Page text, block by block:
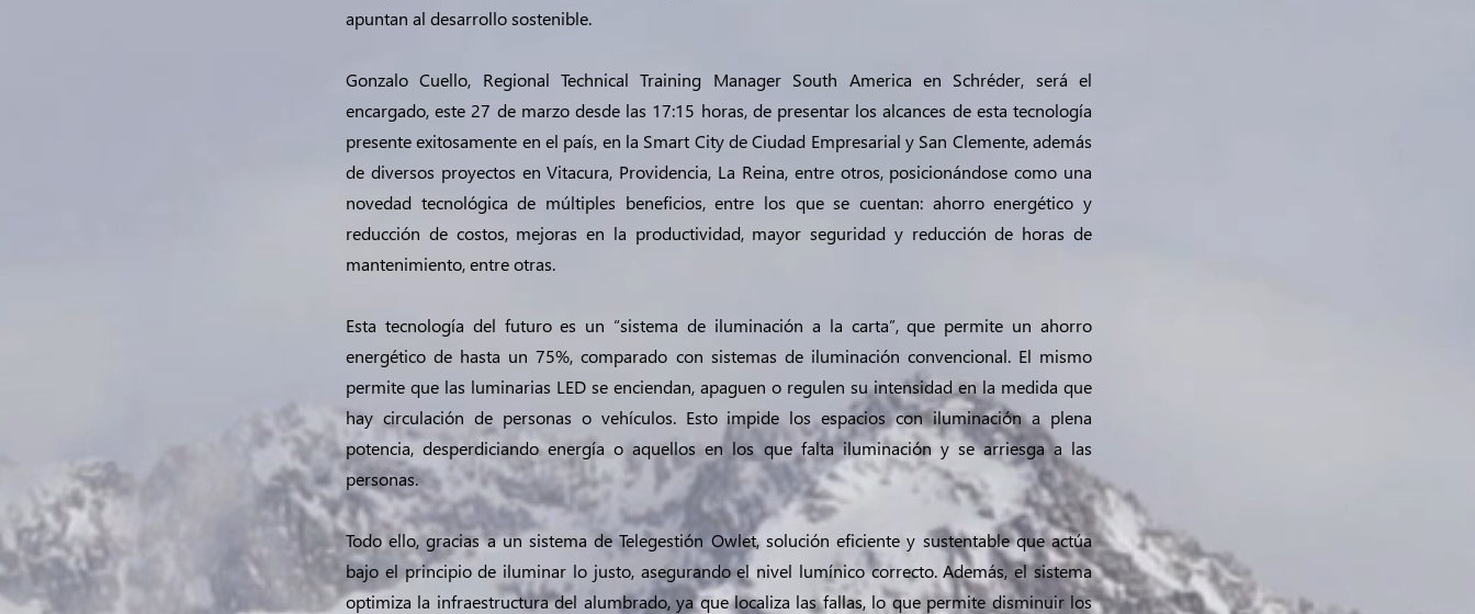
apuntan al desarrollo sostenible.
Gonzalo Cuello, Regional Technical Training Manager South America en Schréder, será el
encargado, este 27 de marzo desde las 17:15 horas, de presentar los alcances de esta tecnología
presente exitosamente en el país, en la Smart City de Ciudad Empresarial y San Clemente, además
de diversos proyectos en Vitacura, Providencia, La Reina, entre otros, posicionándose como una
novedad tecnológica de múltiples beneficios, entre los que se cuentan: ahorro energético y
reducción de costos, mejoras en la productividad, mayor seguridad y reducción de horas de
mantenimiento, entre otras.
Esta tecnología del futuro es un “sistema de iluminación a la carta”, que permite un ahorro
energético de hasta un 75%, comparado con sistemas de iluminación convencional. El mismo
permite que las luminarias LED se enciendan, apaguen o regulen su intensidad en la medida que
hay circulación de personas o vehículos. Esto impide los espacios con iluminación a plena
potencia, desperdiciando energía o aquellos en los que falta iluminación y se arriesga a las
personas.
Todo ello, gracias a un sistema de Telegestión Owlet, solución eficiente y sustentable que actúa
bajo el principio de iluminar lo justo, asegurando el nivel lumínico correcto. Además, el sistema
optimiza la infraestructura del alumbrado, ya que localiza las fallas, lo que permite disminuir los